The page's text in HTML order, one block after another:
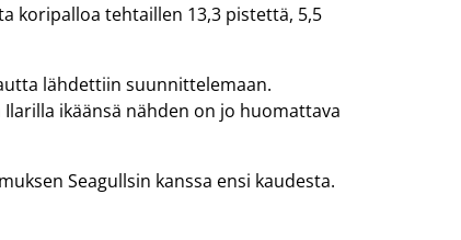
koripalloa tehtaillen 13,3 pistettä, 5,5
lähdettiin suunnittelemaan.
ikäänsä nähden on jo huomattava
Seagullsin kanssa ensi kaudesta.